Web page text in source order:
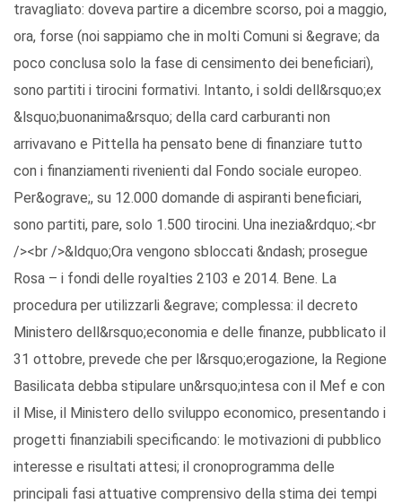
travagliato: doveva partire a dicembre scorso, poi a maggio,
ora, forse (noi sappiamo che in molti Comuni si &egrave; da
poco conclusa solo la fase di censimento dei beneficiari),
sono partiti i tirocini formativi. Intanto, i soldi dell&rsquo;ex
&lsquo;buonanima&rsquo; della card carburanti non
arrivavano e Pittella ha pensato bene di finanziare tutto
con i finanziamenti rivenienti dal Fondo sociale europeo.
Per&ograve;, su 12.000 domande di aspiranti beneficiari,
sono partiti, pare, solo 1.500 tirocini. Una inezia&rdquo;.<br
/><br />&ldquo;Ora vengono sbloccati &ndash; prosegue
Rosa – i fondi delle royalties 2103 e 2014. Bene. La
procedura per utilizzarli &egrave; complessa: il decreto
Ministero dell&rsquo;economia e delle finanze, pubblicato il
31 ottobre, prevede che per l&rsquo;erogazione, la Regione
Basilicata debba stipulare un&rsquo;intesa con il Mef e con
il Mise, il Ministero dello sviluppo economico, presentando i
progetti finanziabili specificando: le motivazioni di pubblico
interesse e risultati attesi; il cronoprogramma delle
principali fasi attuative comprensivo della stima dei tempi